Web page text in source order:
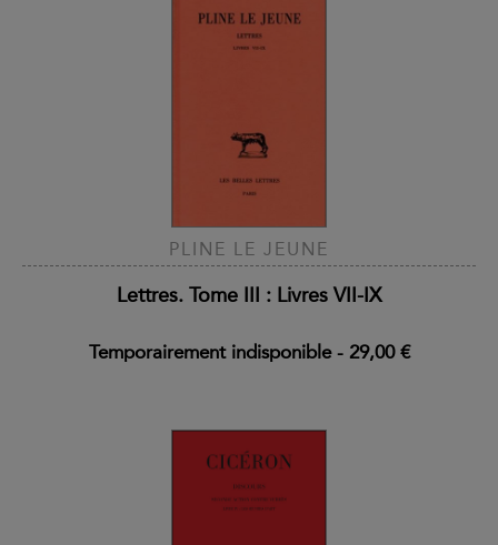
PLINE LE JEUNE
Lettres. Tome III : Livres VII-IX
Temporairement indisponible- 29,00 €